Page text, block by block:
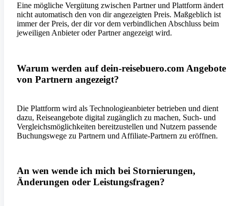
Eine mögliche Vergütung zwischen Partner und Plattform ändert
nicht automatisch den von dir angezeigten Preis. Maßgeblich ist
immer der Preis, der dir vor dem verbindlichen Abschluss beim
jeweiligen Anbieter oder Partner angezeigt wird.
Warum werden auf dein-reisebuero.com Angebote
von Partnern angezeigt?
Die Plattform wird als Technologieanbieter betrieben und dient
dazu, Reiseangebote digital zugänglich zu machen, Such- und
Vergleichsmöglichkeiten bereitzustellen und Nutzern passende
Buchungswege zu Partnern und Affiliate-Partnern zu eröffnen.
An wen wende ich mich bei Stornierungen,
Änderungen oder Leistungsfragen?